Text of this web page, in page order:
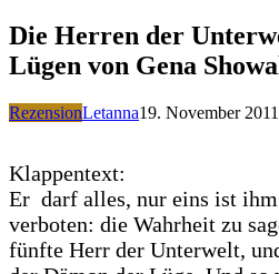
Die Herren der
Lügen von Gena
RezensionLetanna19. November 2011
Klappentext:
Er darf alles, nur eins ist ihm
verboten: die Wahrheit zu
fünfte Herr der Unterwelt,